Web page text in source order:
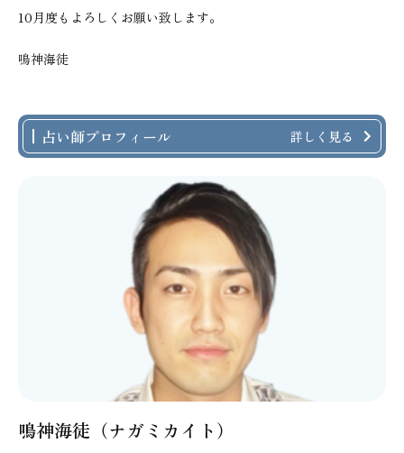
10月度もよろしくお願い致します。
鳴神海徒
占い師プロフィール 詳しく見る
鳴神海徒（ナガミカイト）